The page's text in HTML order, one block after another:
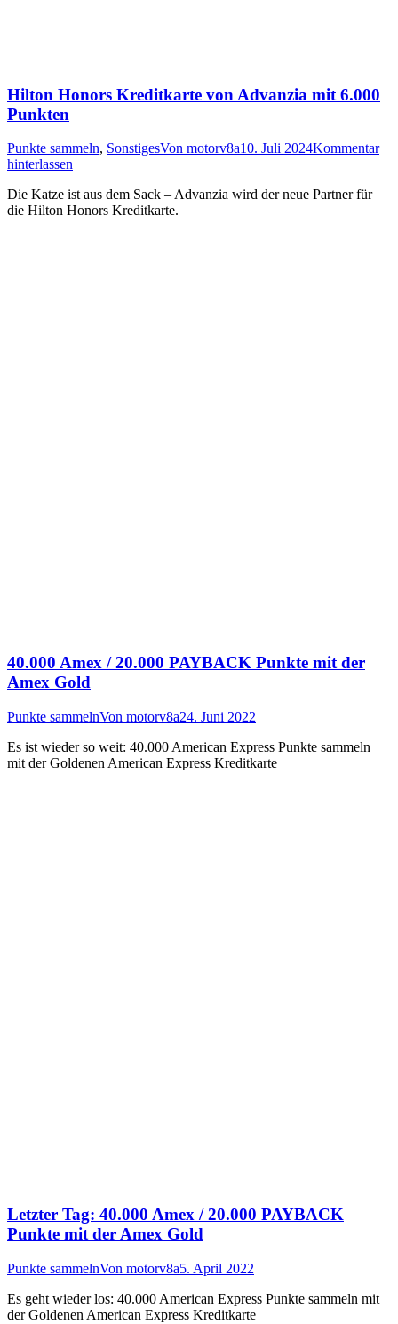
Hilton Honors Kreditkarte von Advanzia mit 6.000
Punkten
Punkte sammeln, SonstigesVon motorv8a10. Juli 2024Kommentar
hinterlassen
Die Katze ist aus dem Sack – Advanzia wird der neue Partner für
die Hilton Honors Kreditkarte.
40.000 Amex / 20.000 PAYBACK Punkte mit der
Amex Gold
Punkte sammelnVon motorv8a24. Juni 2022
Es ist wieder so weit: 40.000 American Express Punkte sammeln
mit der Goldenen American Express Kreditkarte
Letzter Tag: 40.000 Amex / 20.000 PAYBACK
Punkte mit der Amex Gold
Punkte sammelnVon motorv8a5. April 2022
Es geht wieder los: 40.000 American Express Punkte sammeln mit
der Goldenen American Express Kreditkarte